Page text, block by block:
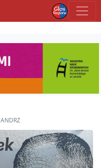
ANDRZ